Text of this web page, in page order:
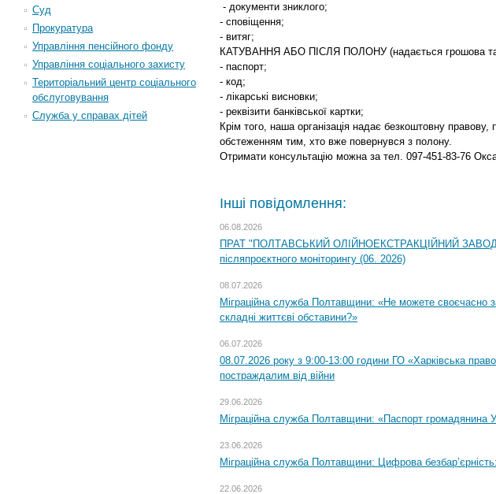
Суд
Прокуратура
Управління пенсійного фонду
Управління соціального захисту
Територіальний центр соціального
обслуговування
Служба у справах дітей
- документи зниклого;
- сповіщення;
- витяг;
КАТУВАННЯ АБО ПІСЛЯ ПОЛОНУ (надається грошова
- паспорт;
- код;
- лікарські висновки;
- реквізити банківської картки;
Крім того, наша організація надає безкоштовну
обстеженням тим, хто вже повернувся з полону.
Отримати консультацію можна за тел. 097-451-83-76
Інші повідомлення:
06.08.2026
ПРАТ "ПОЛТАВСЬКИЙ ОЛІЙНОЕКСТРАКЦІЙНИЙ ЗАВОД-
післяпроєктного моніторингу (06. 2026)
08.07.2026
Міграційна служба Полтавщини: «Не можете своєчасно
складні життєві обставини?»
06.07.2026
08.07.2026 року з 9:00-13:00 години ГО «Харківська
постраждалим від війни
29.06.2026
Міграційна служба Полтавщини: «Паспорт громадянина
23.06.2026
Міграційна служба Полтавщини: Цифрова
22.06.2026